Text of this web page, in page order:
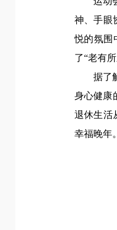
神、手眼
悦的氛围
了“老有
据了
身心健康
退休生活
幸福晚年。